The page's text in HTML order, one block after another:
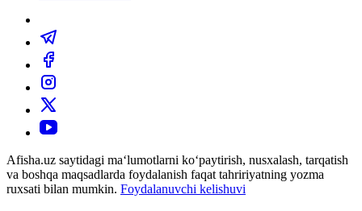
Afisha.uz saytidagi ma‘lumotlarni ko‘paytirish, nusxalash, tarqatish
va boshqa maqsadlarda foydalanish faqat tahririyatning yozma
ruxsati bilan mumkin. Foydalanuvchi kelishuvi